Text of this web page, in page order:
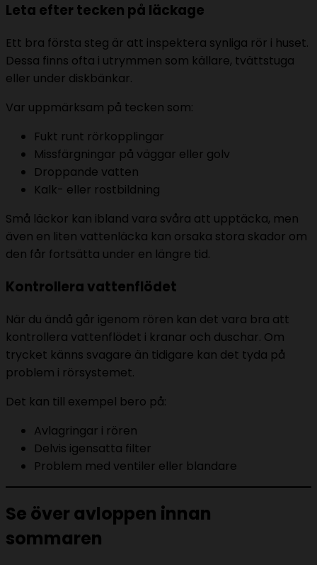
Leta efter tecken på läckage
Ett bra första steg är att inspektera synliga rör i huset.
Dessa finns ofta i utrymmen som källare, tvättstuga
eller under diskbänkar.
Var uppmärksam på tecken som:
Fukt runt rörkopplingar
Missfärgningar på väggar eller golv
Droppande vatten
Kalk- eller rostbildning
Små läckor kan ibland vara svåra att upptäcka, men
även en liten vattenläcka kan orsaka stora skador om
den får fortsätta under en längre tid.
Kontrollera vattenflödet
När du ändå går igenom rören kan det vara bra att
kontrollera vattenflödet i kranar och duschar. Om
trycket känns svagare än tidigare kan det tyda på
problem i rörsystemet.
Det kan till exempel bero på:
Avlagringar i rören
Delvis igensatta filter
Problem med ventiler eller blandare
Se över avloppen innan
sommaren